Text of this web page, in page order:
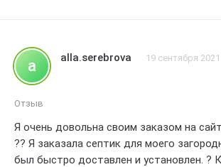
кто ищет надежное и качественное
очистки сточных вод. Мы оцениваем наш
так как всегда есть место для
Благодарим Домовит за отличный сервис
a alla.serebrova 19 сентября 2021
Отзыв
Я очень довольна своим заказом на
?? Я заказала септик для моего
был быстро доставлен и установлен. ?